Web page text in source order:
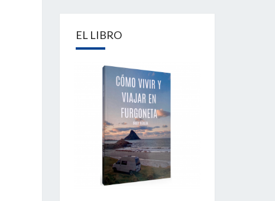
EL LIBRO